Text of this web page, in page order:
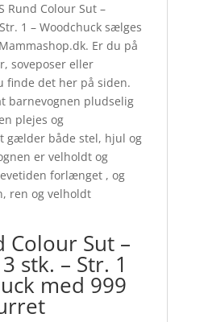
Rund Colour Sut –
1 – Woodchuck sælges
Er du på
soveposer eller
finde det her på siden.
barnevognen pludselig
plejes og
gælder både stel, hjul og
er velholdt og
forlænget , og
ren og velholdt
Colour Sut –
stk. – Str. 1
med 999